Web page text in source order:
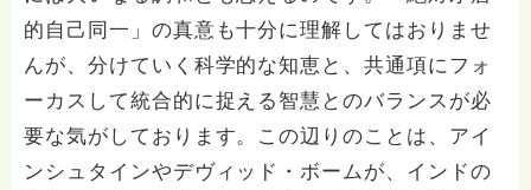
的自己同一」の真意も十分に理解してはおりませ
んが、分けていく科学的な知恵と、共通項にフォ
ーカスして統合的に捉える智慧とのバランスが必
要な気がしております。この辺りのことは、アイ
ンシュタインやデヴィッド・ボームが、インドの